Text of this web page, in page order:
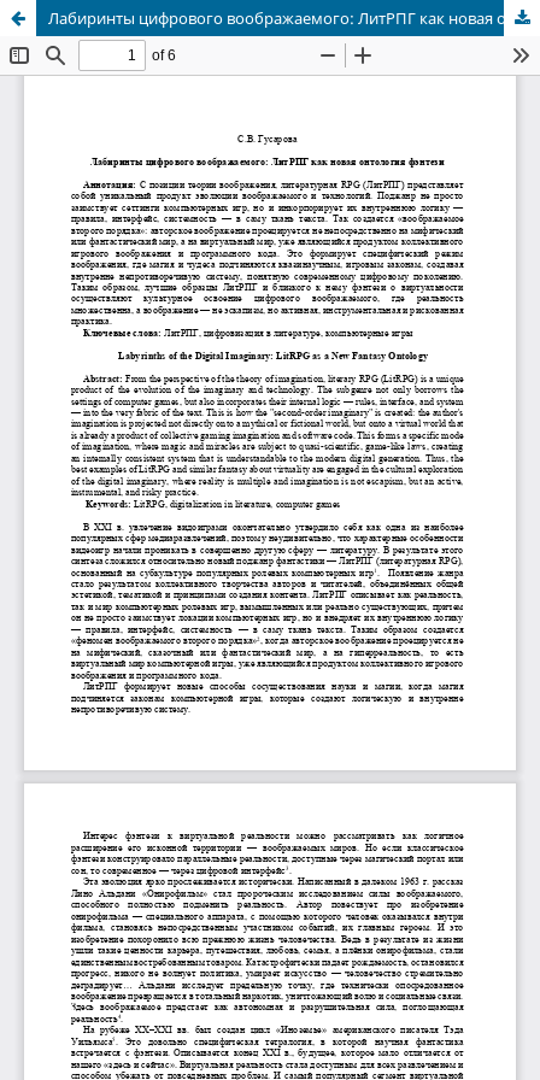
Лабиринты цифрового воображаемого: ЛитРПГ как новая онтология фэнтези